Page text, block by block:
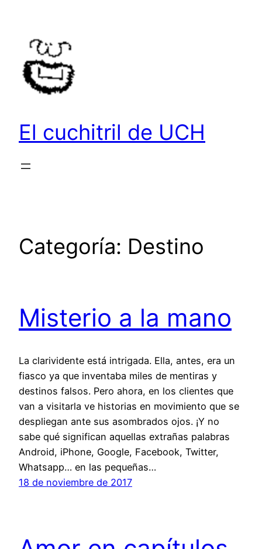
contenido
El cuchitril de UCH
Categoría: Destino
Misterio a la mano
La clarividente está intrigada. Ella, antes, era un
fiasco ya que inventaba miles de mentiras y
destinos falsos. Pero ahora, en los clientes que
van a visitarla ve historias en movimiento que se
despliegan ante sus asombrados ojos. ¡Y no
sabe qué significan aquellas extrañas palabras
Android, iPhone, Google, Facebook, Twitter,
Whatsapp… en las pequeñas…
18 de noviembre de 2017